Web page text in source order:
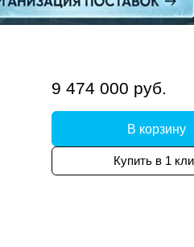
9 474 000 руб.
В корзину
Купить в 1